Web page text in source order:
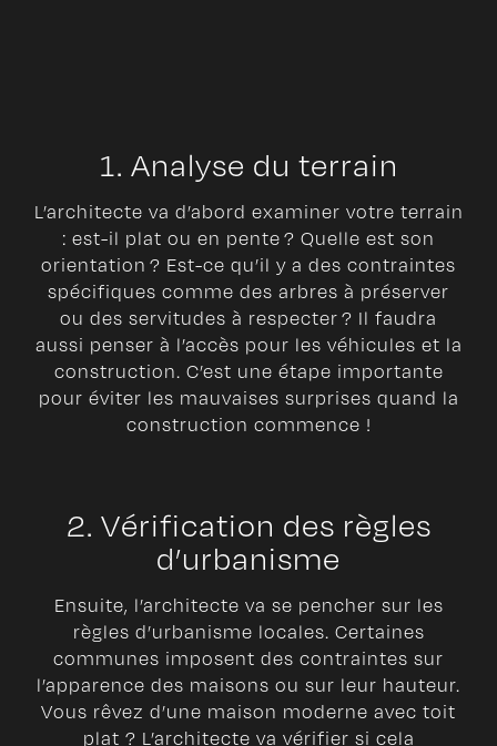
1. Analyse du terrain
L’architecte va d’abord examiner votre terrain
: est-il plat ou en pente ? Quelle est son
orientation ? Est-ce qu’il y a des contraintes
spécifiques comme des arbres à préserver
ou des servitudes à respecter ? Il faudra
aussi penser à l’accès pour les véhicules et la
construction. C’est une étape importante
pour éviter les mauvaises surprises quand la
construction commence !
2. Vérification des règles
d’urbanisme
Ensuite, l’architecte va se pencher sur les
règles d’urbanisme locales. Certaines
communes imposent des contraintes sur
l’apparence des maisons ou sur leur hauteur.
Vous rêvez d’une maison moderne avec toit
plat ? L’architecte va vérifier si cela